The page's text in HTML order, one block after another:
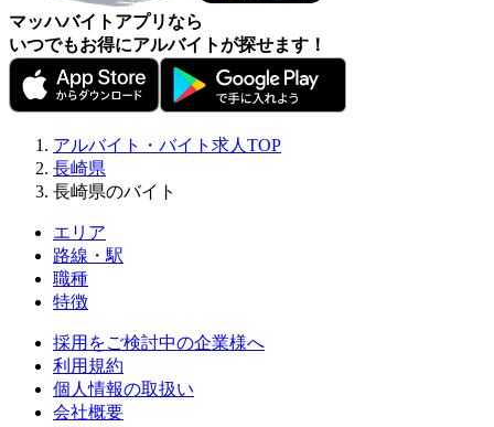
マッハバイトアプリなら
いつでもお得にアルバイトが探せます！
アルバイト・バイト求人TOP
長崎県
長崎県のバイト
エリア
路線・駅
職種
特徴
採用をご検討中の企業様へ
利用規約
個人情報の取扱い
会社概要